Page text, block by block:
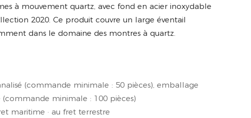
à mouvement quartz, avec fond en acier inoxydable
2020. Ce produit couvre un large éventail
dans le domaine des montres à quartz.
(commande minimale : 50 pièces), emballage
(commande minimale : 100 pièces)
maritime · au fret terrestre